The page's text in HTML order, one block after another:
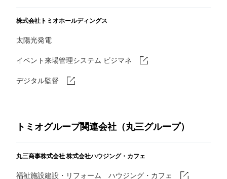
株式会社トミオホールディングス
太陽光発電
イベント来場管理システム ビジマネ
デジタル監督
トミオグループ関連会社（丸三グループ）
丸三商事株式会社 株式会社ハウジング・カフェ
福祉施設建設・リフォーム ハウジング・カフェ